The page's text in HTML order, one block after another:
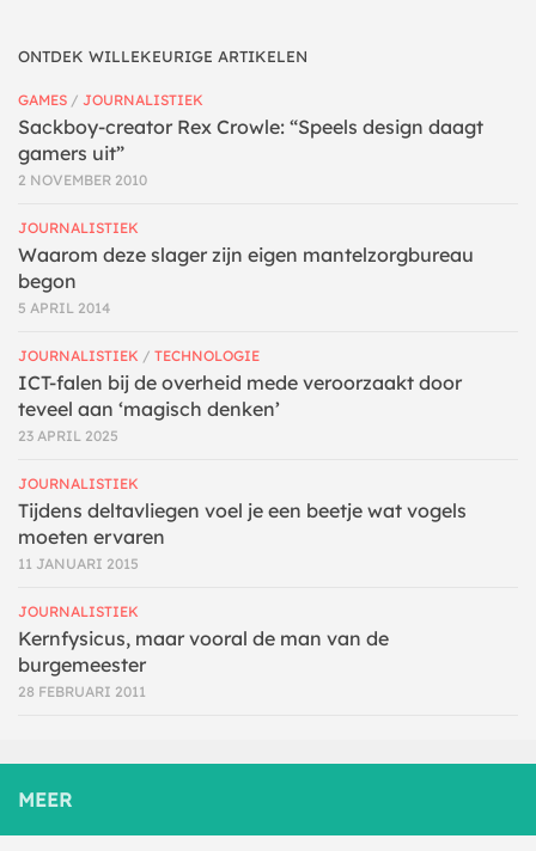
ONTDEK WILLEKEURIGE ARTIKELEN
GAMES / JOURNALISTIEK
Sackboy-creator Rex Crowle: “Speels design daagt
gamers uit”
2 NOVEMBER 2010
JOURNALISTIEK
Waarom deze slager zijn eigen mantelzorgbureau
begon
5 APRIL 2014
JOURNALISTIEK / TECHNOLOGIE
ICT-falen bij de overheid mede veroorzaakt door
teveel aan ‘magisch denken’
23 APRIL 2025
JOURNALISTIEK
Tijdens deltavliegen voel je een beetje wat vogels
moeten ervaren
11 JANUARI 2015
JOURNALISTIEK
Kernfysicus, maar vooral de man van de
burgemeester
28 FEBRUARI 2011
MEER